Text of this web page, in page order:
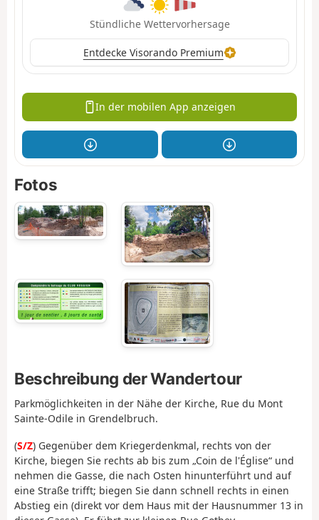
Stündliche Wettervorhersage
Entdecke Visorando Premium
In der mobilen App anzeigen
Fotos
Beschreibung der Wandertour
Parkmöglichkeiten in der Nähe der Kirche, Rue du Mont
Sainte-Odile in Grendelbruch.
(S/Z) Gegenüber dem Kriegerdenkmal, rechts von der
Kirche, biegen Sie rechts ab bis zum „Coin de l'Église“ und
nehmen die Gasse, die nach Osten hinunterführt und auf
eine Straße trifft; biegen Sie dann schnell rechts in einen
Abstieg ein (direkt vor dem Haus mit der Hausnummer 13 in